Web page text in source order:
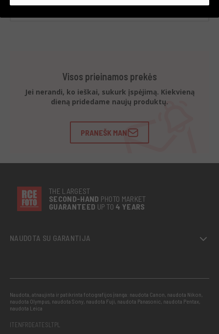
Visos prieinamos prekės
Jei nerandi, ko ieškai, sukurk įspėjimą. Kiekvieną
dieną pridedame naujų produktų.
PRANEŠK MAN
THE LARGEST
SECOND-HAND PHOTO MARKET
GUARANTEED UP TO 4 YEARS
NAUDOTA SU GARANTIJA
Naudota, atnaujinta ir patikrinta fotografijos įranga: naudota Canon, naudota Nikon,
naudota Olympus, naudota Sony, naudota Fuji, naudota Panasonic, naudota Pentax,
naudota Leica
ITENFRDEATESLTPL